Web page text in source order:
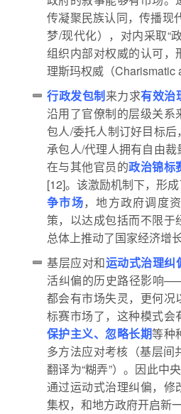
传凝聚民族认同，传播现
梦/现代化），对内采取“
组织内部对权威的认可
理斯玛权威（Charismatic
行政发包制来力求有效治
沿用了官僚制的层级关系
包人/委托人制订好目标
承包人/代理人拥有自由
在与其他官员的政治锦标
[12]。该激励机制下，形成
争市场，地方政府调度
策，以达成包括而不限
总体上推动了国家经济增长
基层应对和运动式治理纠
活纠偏的历史路径影响
都会有市场失灵，更何况
标赛市场了，这种模式会
保护主义、忽略长期等种
多方法应对考核（基层间
翻译为“糊弄”）。因此中
通过运动式治理纠偏，
集权，和地方政府开启新